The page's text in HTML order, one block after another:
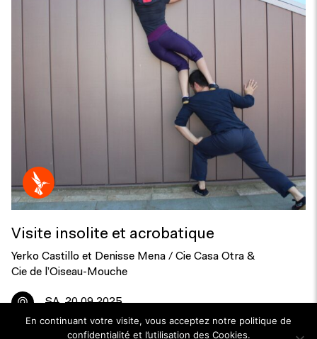
Visite insolite et acrobatique
Yerko Castillo et Denisse Mena / Cie Casa Otra &
Cie de l’Oiseau-Mouche
SA 20.09.2025
En continuant votre visite, vous acceptez notre politique de
confidentialité et l’utilisation des Cookies.